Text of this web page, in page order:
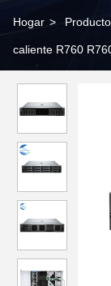
Hogar >
caliente R760